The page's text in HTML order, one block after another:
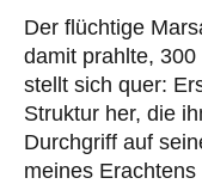
Der flüchtige
damit prahlte,
stellt sich quer:
Struktur her, die
Durchgriff auf
meines